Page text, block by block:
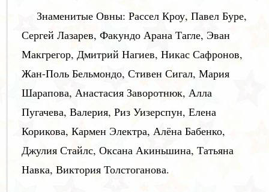
Знаменитые Овны: Рассел Кроу, Павел Буре,
Сергей Лазарев, Факундо Арана Тагле, Эван
Макгрегор, Дмитрий Нагиев, Никас Сафронов,
Жан-Поль Бельмондо, Стивен Сигал, Мария
Шарапова, Анастасия Заворотнюк, Алла
Пугачева, Валерия, Риз Уизерспун, Елена
Корикова, Кармен Электра, Алёна Бабенко,
Джулия Стайлс, Оксана Акиньшина, Татьяна
Навка, Виктория Толстоганова.